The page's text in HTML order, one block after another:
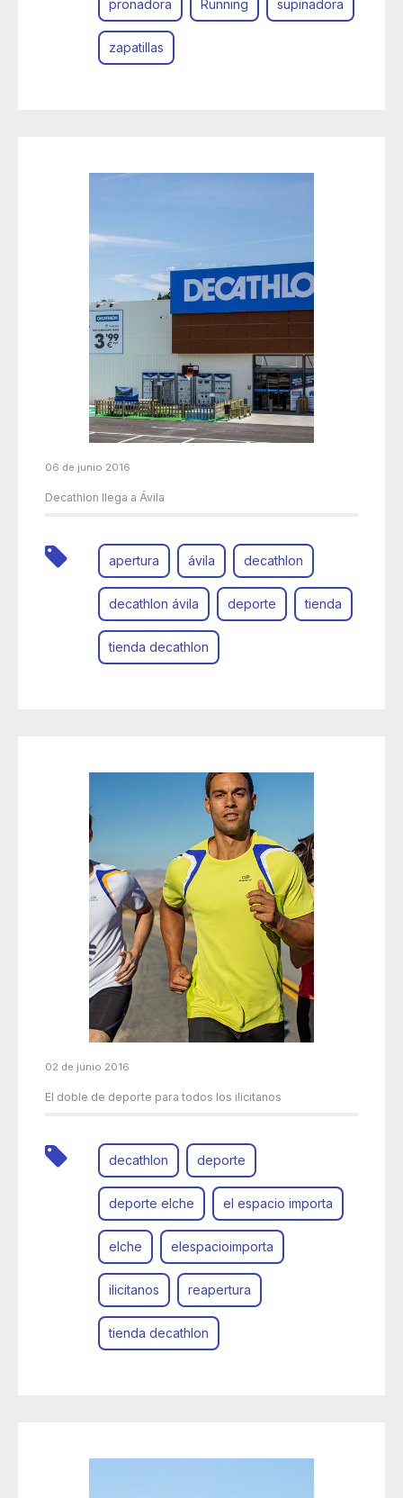
pronadora Running supinadora
zapatillas
06 de junio 2016
Decathlon llega a Ávila
apertura ávila decathlon
decathlon ávila deporte tienda
tienda decathlon
02 de junio 2016
El doble de deporte para todos los ilicitanos
decathlon deporte
deporte elche el espacio importa
elche elespacioimporta
ilicitanos reapertura
tienda decathlon